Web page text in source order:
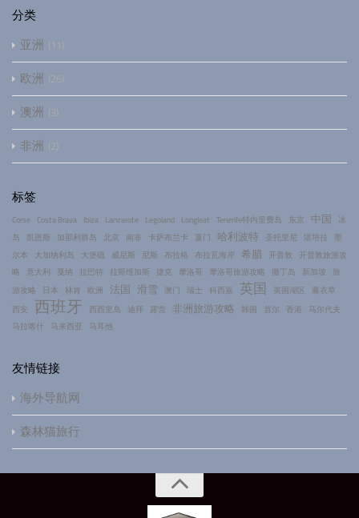
分类
亚洲
11
欧洲 26
澳洲 3
非洲 2
标签
Corse Costa Brava Ibiza Lanzarote Legoland Longleat Tenerife特内里费岛 东京 中国
冰
岛 凯恩斯 加那利群岛 北京 南非 卡萨布兰卡 厦门 哈利波特 圣托里尼 堪培拉
墨
尔本
大加纳利岛 大堡礁 威尼斯 尼斯 布拉格 布拉瓦海岸 希腊 开普敦 开普敦旅游攻
略 意大利 戛纳 拉巴特 拉斯维加斯 捷克 摩洛哥 摩洛哥旅游攻略 撒丁岛 新加坡 旅
游攻略
日本 林肯 欧洲 法国 滑雪 澳门 瑞士 科西嘉 英国 英国湖区
薰衣草
西安 西班牙 西西里岛 迪拜 露营 非洲旅游攻略 韩国 首尔 香港
马尔代夫
马拉喀什
马来西亚 马耳他
友情链接
海外导航网
森林猫旅行